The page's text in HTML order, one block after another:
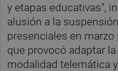
y etapas educativas",
alusión a la
presenciales en
que provocó adaptar
modalidad telemática